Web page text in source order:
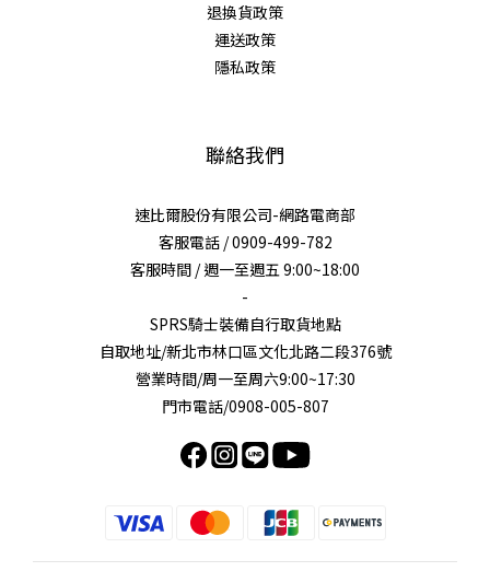
退換貨政策
運送政策
隱私政策
聯絡我們
速比爾股份有限公司-網路電商部
客服電話 / 0909-499-782
客服時間 / 週一至週五 9:00~18:00
-
SPRS騎士裝備自行取貨地點
自取地址/新北市林口區文化北路二段376號
營業時間/周一至周六9:00~17:30
門市電話/0908-005-807